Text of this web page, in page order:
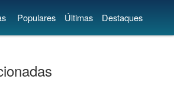
Populares Últimas Destaques